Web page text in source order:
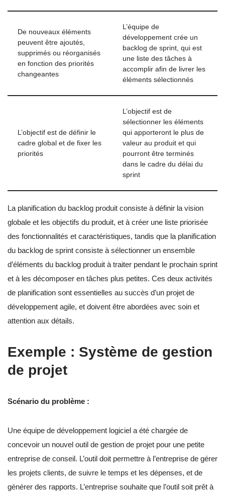
De nouveaux éléments
peuvent être ajoutés,
supprimés ou réorganisés
en fonction des priorités
changeantes
L’équipe de
développement crée un
backlog de sprint, qui est
une liste des tâches à
accomplir afin de livrer les
éléments sélectionnés
L’objectif est de définir le
cadre global et de fixer les
priorités
L’objectif est de
sélectionner les éléments
qui apporteront le plus de
valeur au produit et qui
pourront être terminés
dans le cadre du délai du
sprint
La planification du backlog produit consiste à définir la vision
globale et les objectifs du produit, et à créer une liste priorisée
des fonctionnalités et caractéristiques, tandis que la planification
du backlog de sprint consiste à sélectionner un ensemble
d’éléments du backlog produit à traiter pendant le prochain sprint
et à les décomposer en tâches plus petites. Ces deux activités
de planification sont essentielles au succès d’un projet de
développement agile, et doivent être abordées avec soin et
attention aux détails.
Exemple : Système de gestion
de projet
Scénario du problème :
Une équipe de développement logiciel a été chargée de
concevoir un nouvel outil de gestion de projet pour une petite
entreprise de conseil. L’outil doit permettre à l’entreprise de gérer
les projets clients, de suivre le temps et les dépenses, et de
générer des rapports. L’entreprise souhaite que l’outil soit prêt à